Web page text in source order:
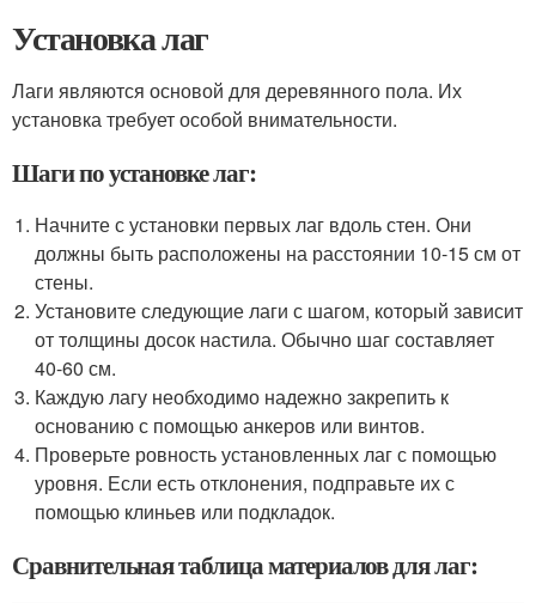
Установка лаг
Лаги являются основой для деревянного пола. Их
установка требует особой внимательности.
Шаги по установке лаг:
Начните с установки первых лаг вдоль стен. Они
должны быть расположены на расстоянии 10-15 см от
стены.
Установите следующие лаги с шагом, который зависит
от толщины досок настила. Обычно шаг составляет
40-60 см.
Каждую лагу необходимо надежно закрепить к
основанию с помощью анкеров или винтов.
Проверьте ровность установленных лаг с помощью
уровня. Если есть отклонения, подправьте их с
помощью клиньев или подкладок.
Сравнительная таблица материалов для лаг: